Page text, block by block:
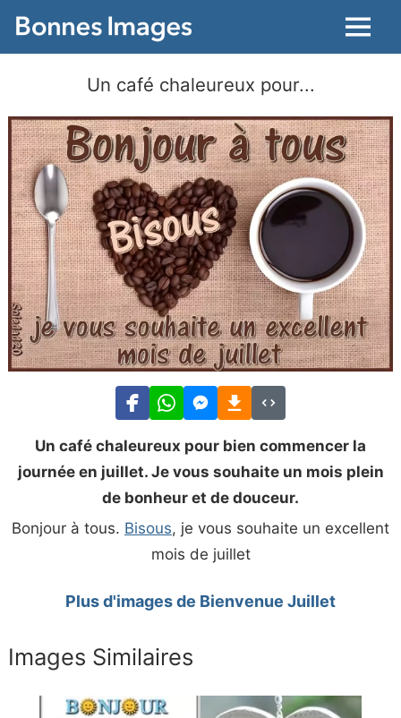
Menu
Un café chaleureux pour...
Un café chaleureux pour bien commencer la
journée en juillet. Je vous souhaite un mois plein
de bonheur et de douceur.
Bonjour à tous. Bisous, je vous souhaite un excellent
mois de juillet
Plus d'images de Bienvenue Juillet
Images Similaires